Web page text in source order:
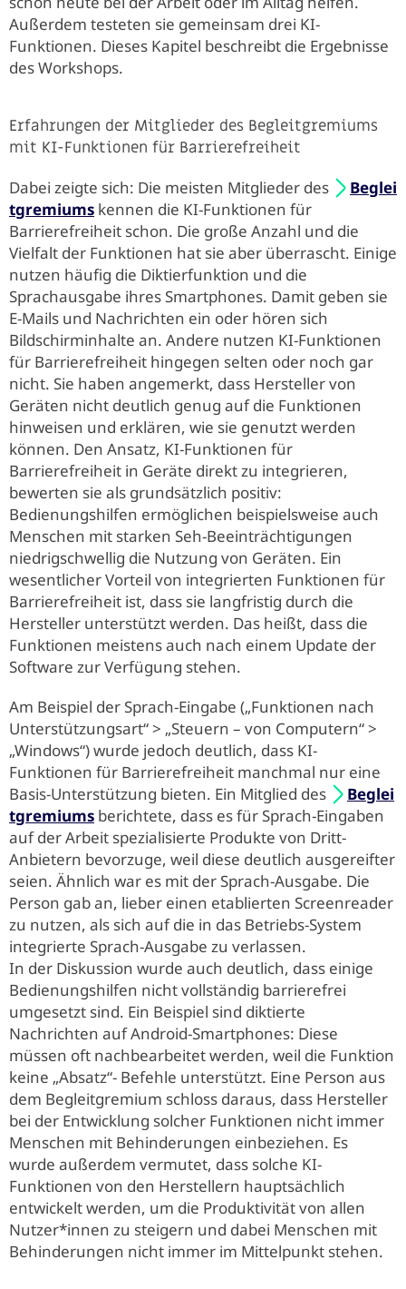
Außerdem testeten sie gemeinsam drei KI-
Funktionen. Dieses Kapitel beschreibt die Ergebnisse
des Workshops.
Erfahrungen der Mitglieder des Begleitgremiums
mit KI-Funktionen für Barrierefreiheit
Dabei zeigte sich: Die meisten Mitglieder des
Beglei
tgremiums kennen die KI-Funktionen für
Barrierefreiheit schon. Die große Anzahl und die
Vielfalt der Funktionen hat sie aber überrascht. Einige
nutzen häufig die Diktierfunktion und die
Sprachausgabe ihres Smartphones. Damit geben sie
E-Mails und Nachrichten ein oder hören sich
Bildschirminhalte an. Andere nutzen KI-Funktionen
für Barrierefreiheit hingegen selten oder noch gar
nicht. Sie haben angemerkt, dass Hersteller von
Geräten nicht deutlich genug auf die Funktionen
hinweisen und erklären, wie sie genutzt werden
können. Den Ansatz, KI-Funktionen für
Barrierefreiheit in Geräte direkt zu integrieren,
bewerten sie als grundsätzlich positiv:
Bedienungshilfen ermöglichen beispielsweise auch
Menschen mit starken Seh-Beeinträchtigungen
niedrigschwellig die Nutzung von Geräten. Ein
wesentlicher Vorteil von integrierten Funktionen für
Barrierefreiheit ist, dass sie langfristig durch die
Hersteller unterstützt werden. Das heißt, dass die
Funktionen meistens auch nach einem Update der
Software zur Verfügung stehen.
Am Beispiel der Sprach-Eingabe („Funktionen nach
Unterstützungsart“ > „Steuern – von Computern“ >
„Windows“) wurde jedoch deutlich, dass KI-
Funktionen für Barrierefreiheit manchmal nur eine
Basis-Unterstützung bieten. Ein Mitglied des
Beglei
tgremiums berichtete, dass es für Sprach-Eingaben
auf der Arbeit spezialisierte Produkte von Dritt-
Anbietern bevorzuge, weil diese deutlich ausgereifter
seien. Ähnlich war es mit der Sprach-Ausgabe. Die
Person gab an, lieber einen etablierten Screenreader
zu nutzen, als sich auf die in das Betriebs-System
integrierte Sprach-Ausgabe zu verlassen.
In der Diskussion wurde auch deutlich, dass einige
Bedienungshilfen nicht vollständig barrierefrei
umgesetzt sind. Ein Beispiel sind diktierte
Nachrichten auf Android-Smartphones: Diese
müssen oft nachbearbeitet werden, weil die Funktion
keine „Absatz“- Befehle unterstützt. Eine Person aus
dem Begleitgremium schloss daraus, dass Hersteller
bei der Entwicklung solcher Funktionen nicht immer
Menschen mit Behinderungen einbeziehen. Es
wurde außerdem vermutet, dass solche KI-
Funktionen von den Herstellern hauptsächlich
entwickelt werden, um die Produktivität von allen
Nutzer*innen zu steigern und dabei Menschen mit
Behinderungen nicht immer im Mittelpunkt stehen.